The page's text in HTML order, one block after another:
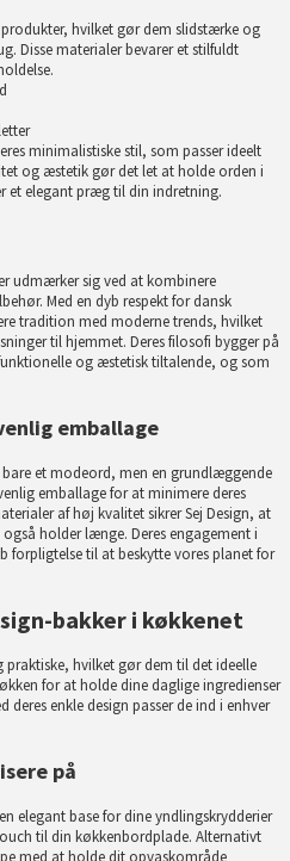
hvilket gør dem slidstærke og
Disse materialer bevarer et stilfuldt
minimalistiske stil, som passer ideelt
og æstetik gør det let at holde orden i
et elegant præg til din indretning.
udmærker sig ved at kombinere
Med en dyb respekt for dansk
tradition med moderne trends, hvilket
til hjemmet. Deres filosofi bygger på
og æstetisk tiltalende, og som
emballage
et modeord, men en grundlæggende
emballage for at minimere deres
af høj kvalitet sikrer Sej Design, at
holder længe. Deres engagement i
forpligtelse til at beskytte vores planet for
bakker i køkkenet
praktiske, hvilket gør dem til det ideelle
for at holde dine daglige ingredienser
enkle design passer de ind i enhver
på
elegant base for dine yndlingskrydderier
til din køkkenbordplade. Alternativt
med at holde dit opvaskområde